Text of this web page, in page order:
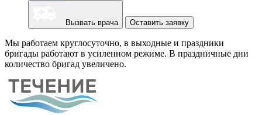
Вызвать врача Оставить заявку
Мы работаем круглосуточно, в выходные и праздники
бригады работают в усиленном режиме. В праздничные дни
количество бригад увеличено.